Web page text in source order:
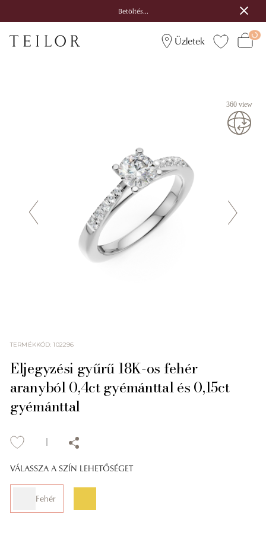
Betöltés...
Üzletek
360 view
TERMÉKKÓD:102296
Eljegyzési gyűrű 18K-os fehér
aranyból 0,4ct gyémánttal és 0,15ct
gyémánttal
VÁLASSZA A SZÍN LEHETŐSÉGET
Fehér